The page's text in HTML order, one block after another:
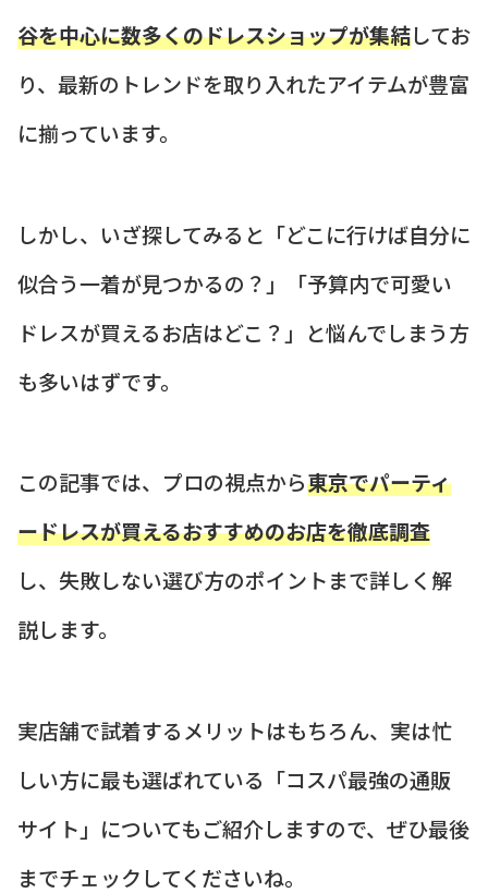
谷を中心に数多くのドレスショップが集結してお
り、最新のトレンドを取り入れたアイテムが豊富
に揃っています。
しかし、いざ探してみると「どこに行けば自分に
似合う一着が見つかるの？」「予算内で可愛い
ドレスが買えるお店はどこ？」と悩んでしまう方
も多いはずです。
この記事では、プロの視点から東京でパーティ
ードレスが買えるおすすめのお店を徹底調査
し、失敗しない選び方のポイントまで詳しく解
説します。
実店舗で試着するメリットはもちろん、実は忙
しい方に最も選ばれている「コスパ最強の通販
サイト」についてもご紹介しますので、ぜひ最後
までチェックしてくださいね。